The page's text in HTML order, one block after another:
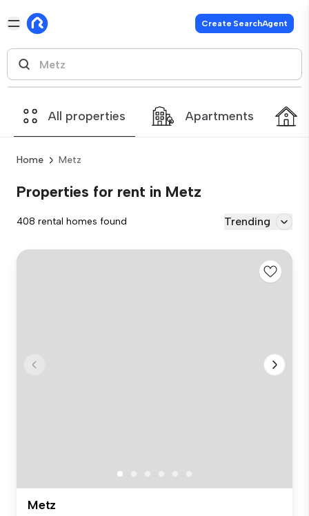
Create SearchAgent
All properties Apartments
Home Metz
Properties for rent in Metz
408 rental homes found Trending
Metz